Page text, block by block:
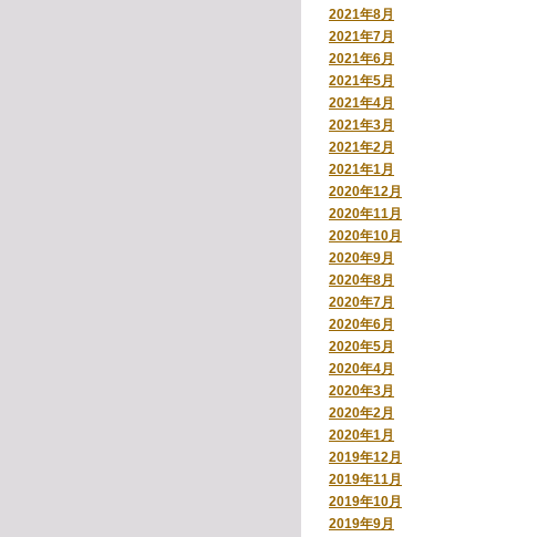
2021年8月
2021年7月
2021年6月
2021年5月
2021年4月
2021年3月
2021年2月
2021年1月
2020年12月
2020年11月
2020年10月
2020年9月
2020年8月
2020年7月
2020年6月
2020年5月
2020年4月
2020年3月
2020年2月
2020年1月
2019年12月
2019年11月
2019年10月
2019年9月